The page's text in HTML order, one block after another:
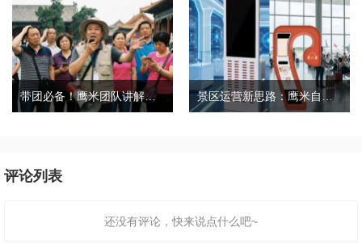
带团必备！鹰米团队讲解器，防串音 + 易管理双在线
评论列表
还没有评论，快来说点什么吧~